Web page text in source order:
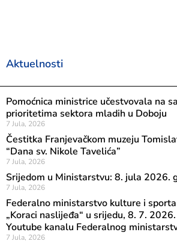
Aktuelnosti
Pomoćnica ministrice učestvovala na
prioritetima sektora mladih u Doboju
7 Jula, 2026
Čestitka Franjevačkom muzeju
“Dana sv. Nikole Tavelića”
7 Jula, 2026
Srijedom u Ministarstvu: 8. jula 2026.
7 Jula, 2026
Federalno ministarstvo kulture i
„Koraci naslijeđa“ u srijedu, 8. 7.
Youtube kanalu Federalnog
7 Jula, 2026